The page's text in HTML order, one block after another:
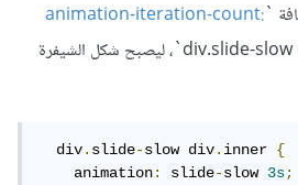
`
animation-iteration-count:
` إلى `div.slide-slow div.inner`، ليصبح شكل الشيفرة
  div
.slide-slow div.inner {
    animation
: slide-slow 3s;